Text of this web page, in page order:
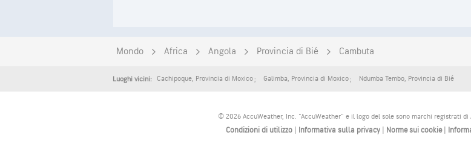
Mondo Africa Angola Provincia di Bié Cambuta
Luoghi vicini: Cachipoque, Provincia di Moxico Galimba, Provincia di Moxico Ndumba Tembo, Provincia di Bié
© 2026 AccuWeather, Inc. "AccuWeather" e il logo del sole sono marchi registrati
Condizioni di utilizzo Informativa sulla privacy Norme sui cookie